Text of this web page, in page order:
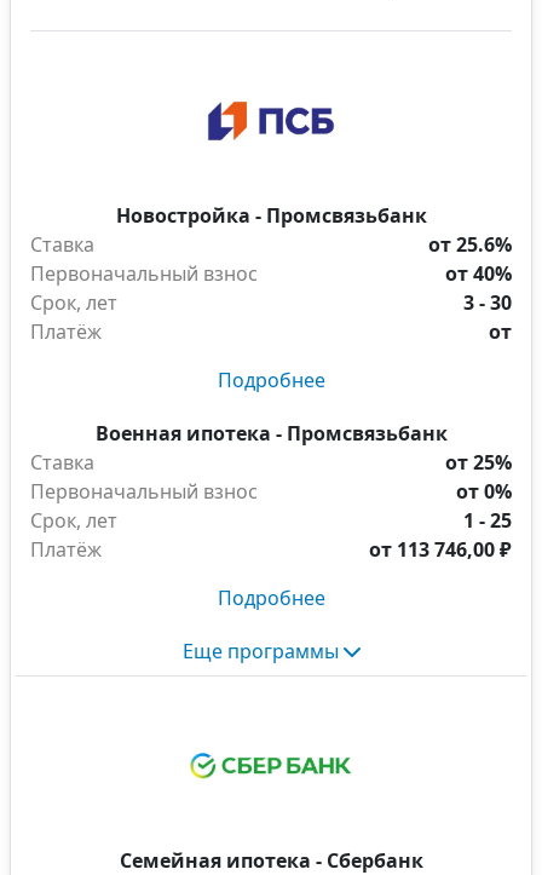
Новостройка - Промсвязьбанк
Ставка
от 25.6%
Первоначальный взнос
от 40%
Срок, лет
3 - 30
Платёж
от
Подробнее
Военная ипотека - Промсвязьбанк
Ставка
от 25%
Первоначальный взнос
от 0%
Срок, лет
1 - 25
Платёж
от 113 746,00 ₽
Подробнее
Еще программы
Семейная ипотека - Сбербанк